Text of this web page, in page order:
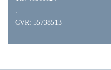
.
CVR: 55738513